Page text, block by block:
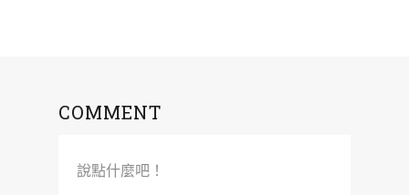
COMMENT
說點什麼吧！